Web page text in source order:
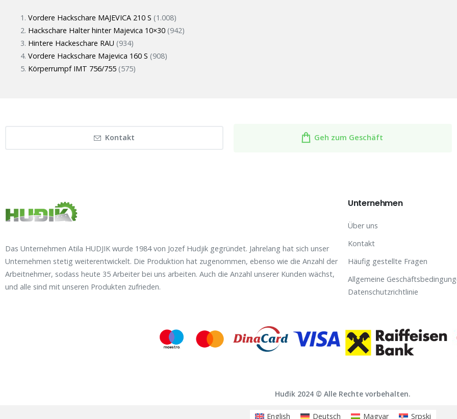
Vordere Hackschare MAJEVICA 210 S (1.008)
Hackschare Halter hinter Majevica 10×30 (942)
Hintere Hackeschare RAU (934)
Vordere Hackschare Majevica 160 S (908)
Körperrumpf IMT 756/755 (575)
Kontakt Geh zum Geschäft
Das Unternehmen Atila HUDJIK wurde 1984 von Jozef Hudjik gegründet. Jahrelang hat sich unser
Unternehmen stetig weiterentwickelt. Die Produktion hat zugenommen, ebenso wie die Anzahl der
Arbeitnehmer, sodass heute 35 Arbeiter bei uns arbeiten. Auch die Anzahl unserer Kunden wächst,
und alle sind mit unseren Produkten zufrieden.
Unternehmen
Über uns
Kontakt
Häufig gestellte Fragen
Allgemeine
Datenschutzrichtlinie
Huđik 2024 © Alle Rechte vorbehalten.
English Deutsch Magyar Srpski